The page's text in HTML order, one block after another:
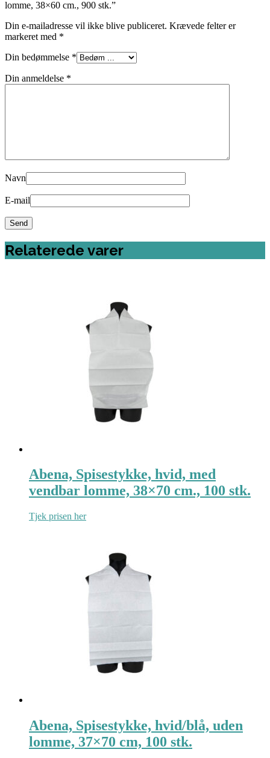
lomme, 38×60 cm., 900 stk.”
Din e-mailadresse vil ikke blive publiceret. Krævede felter er
markeret med *
Din bedømmelse *
Din anmeldelse *
Navn
E-mail
Relaterede varer
Abena, Spisestykke, hvid, med
vendbar lomme, 38×70 cm., 100 stk.
Tjek prisen her
Abena, Spisestykke, hvid/blå, uden
lomme, 37×70 cm, 100 stk.